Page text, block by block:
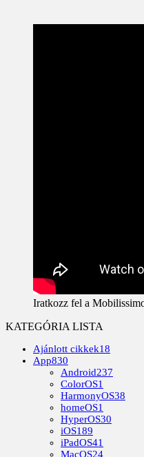
Iratkozz fel a
KATEGÓRIA LISTA
Ajánlott cikkek18
App830
Android237
ColorOS1
HarmonyOS38
homeOS1
HyperOS30
iOS189
iPadOS41
MacOS24